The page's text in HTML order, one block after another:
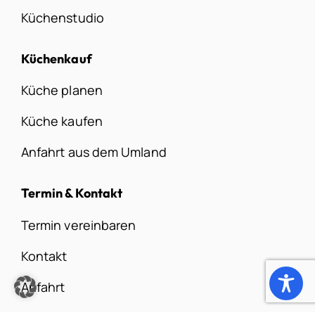
Küchenstudio
Küchenkauf
Küche planen
Küche kaufen
Anfahrt aus dem Umland
Termin & Kontakt
Termin vereinbaren
Kontakt
Anfahrt